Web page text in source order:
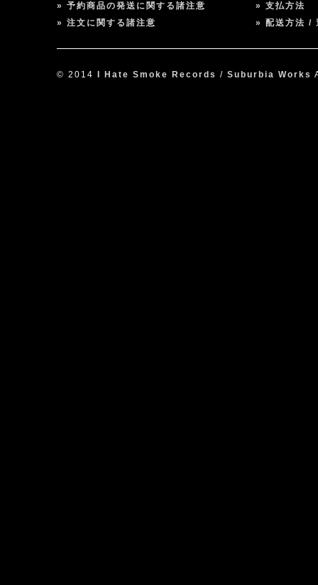
» 予約商品の発送に関する諸注意
» 注文に関する諸注意
» 支払方法
» 配送方法 /
© 2014 I Hate Smoke Records / Suburbia Works